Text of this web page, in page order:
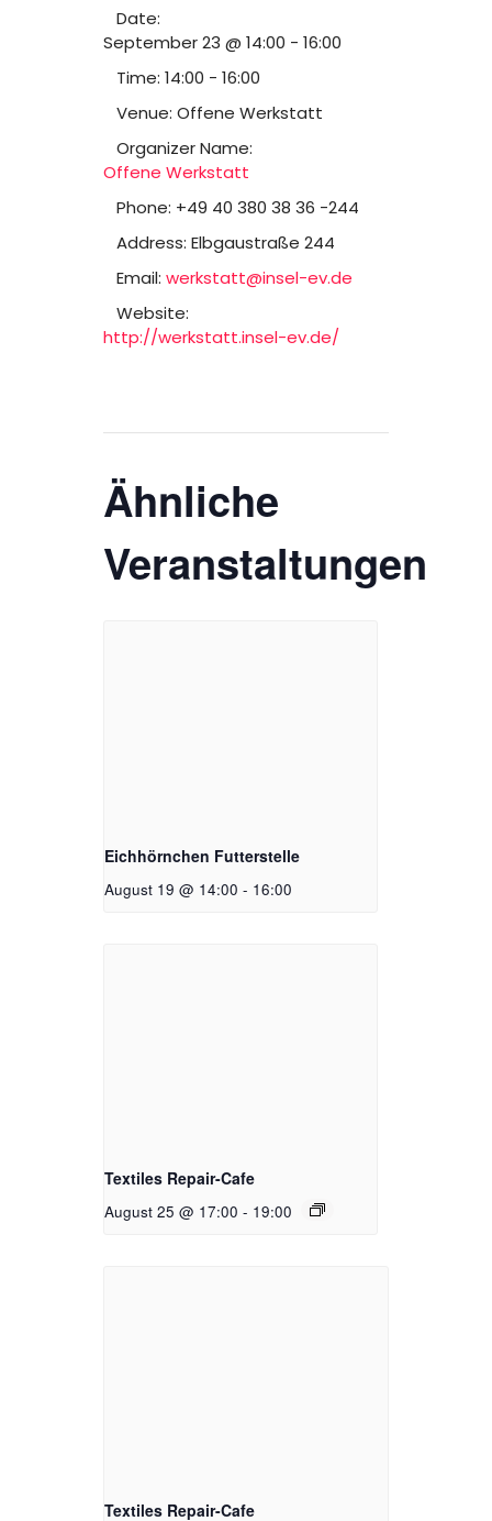
Date:
September 23 @ 14:00 - 16:00
Time: 14:00 - 16:00
Venue: Offene Werkstatt
Organizer Name:
Offene Werkstatt
Phone: +49 40 380 38 36 -244
Address: Elbgaustraße 244
Email: werkstatt@insel-ev.de
Website:
http://werkstatt.insel-ev.de/
Ähnliche
Veranstaltungen
Eichhörnchen Futterstelle
August 19 @ 14:00 - 16:00
Textiles Repair-Cafe
August 25 @ 17:00 - 19:00
Textiles Repair-Cafe